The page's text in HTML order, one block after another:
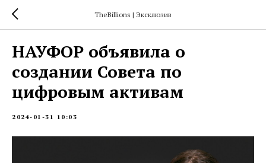
TheBillions | Эксклюзив
НАУФОР объявила о
создании Совета по
цифровым активам
2024-01-31 10:03